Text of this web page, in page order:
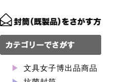
文具女子博出品商品